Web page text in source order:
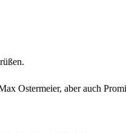
Ostermeier, aber auch